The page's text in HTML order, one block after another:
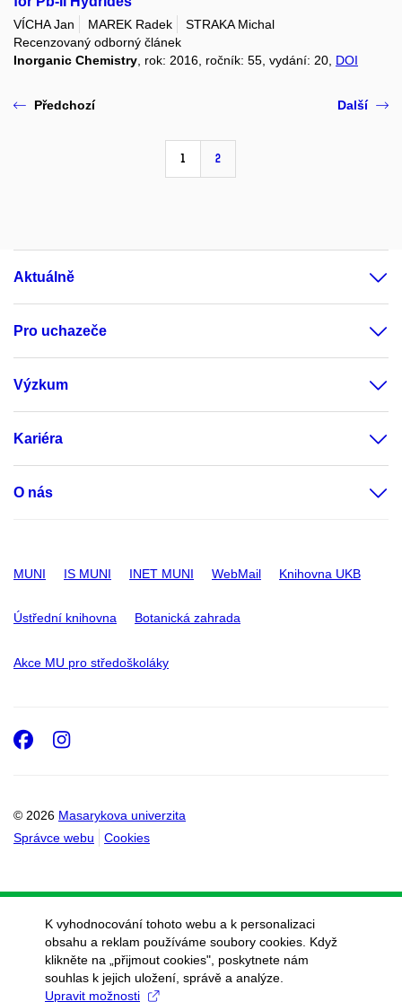
VÍCHA Jan MAREK Radek
STRAKA Michal
Recenzovaný odborný článek
Inorganic Chemistry , rok: 2016, ročník: 55, vydání: 20, DOI
Předchozí
1 2
Další
Aktuálně
Pro uchazeče
Výzkum
Kariéra
O nás
MUNI IS MUNI INET MUNI WebMail Knihovna UKB
Ústřední knihovna Botanická zahrada
Akce MU pro středoškoláky
© 2026 Masarykova univerzita
Správce webu
Cookies
Facebook
Instagram
K vyhodnocování tohoto webu a k personalizaci
obsahu a reklam používáme soubory cookies. Když
klikněte na „přijmout cookies", poskytnete nám
souhlas k jejich uložení, správě a analýze.
Upravit možnosti